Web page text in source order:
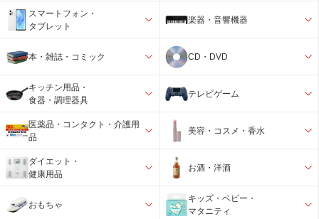
スマートフォン・
タブレット
楽器・音響機器
本・雑誌・コミック CD・DVD
キッチン用品・
食器・調理器具
テレビゲーム
医薬品・コンタクト・介護用
品
美容・コスメ・香水
ダイエット・
健康用品
お酒・洋酒
おもちゃ
キッズ・ベビー・
マタニティ